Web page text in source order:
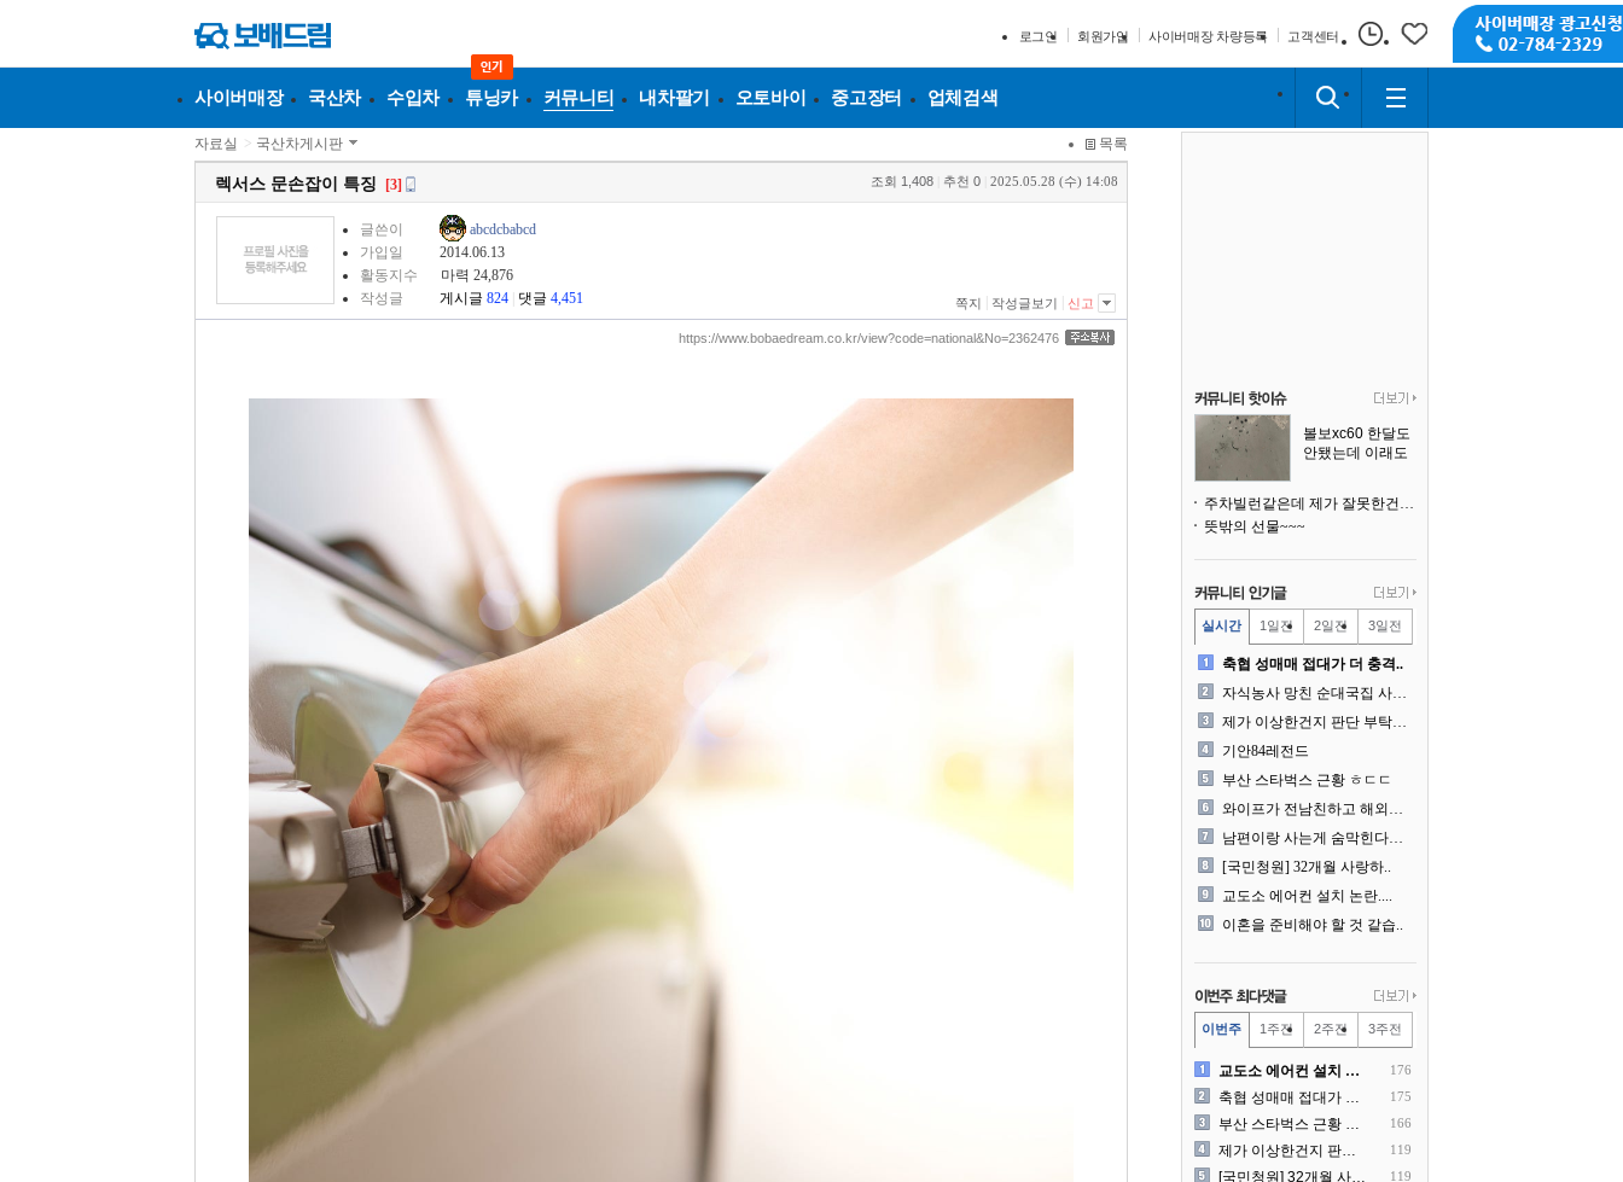
로그인 회원가입 사이버매장 차량등록 고객센터
사이버매장 국산차 수입차 튜닝카 커뮤니티 내차팔기 오토바이 중고장터 업체검색
자료실 > 국산차게시판 목록
렉서스 문손잡이 특징 [3] 조회 1,408 추천 0 2025.05.28 (수) 14:08
글쓴이
abcdcbabcd
가입일
2014.06.13
활동지수
마력 24,876
작성글
게시글 824 댓글 4,451 쪽지 작성글보기 신고
https://www.bobaedream.co.kr/view?code=national&No=2362476
볼보xc60 한달도
안됐는데 이래도
주차빌런같은데 제가 잘못한건가요
뜻밖의 선물~~~
실시간 1일전 2일전 3일전
축협 성매매 접대가 더 충격..
자식농사 망친 순대국집 사장..
제가 이상한건지 판단 부탁드..
기안84레전드
부산 스타벅스 근황 ㅎㄷㄷ
와이프가 전남친하고 해외여행..
남편이랑 사는게 숨막힌다는 ..
[국민청원] 32개월 사랑하..
교도소 에어컨 설치 논란....
이혼을 준비해야 할 것 같습..
이번주 1주전 2주전 3주전
교도소 에어컨 설치 논란.... 176
축협 성매매 접대가 더 충격.. 175
부산 스타벅스 근황 ㅎㄷㄷ 166
제가 이상한건지 판단 부탁드.. 119
[국민청원] 32개월 사랑하.. 119